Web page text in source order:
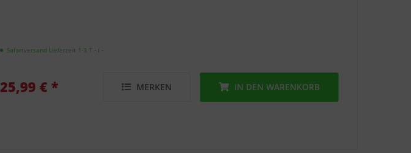
Sofortversand Lieferzeit 1-3 T- ℹ -
25,99 € * MERKEN IN DEN WARENKORB